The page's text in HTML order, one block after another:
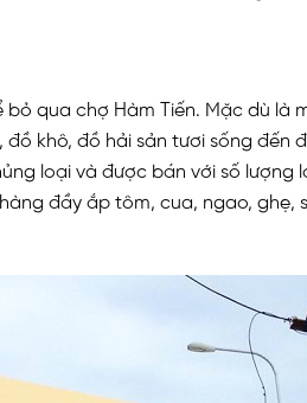
qua chợ Hàm Tiến. Mặc dù là
khô, đồ hải sản tươi sống đến
loại và được bán với số lượng
đầy ắp tôm, cua, ngao, ghẹ,